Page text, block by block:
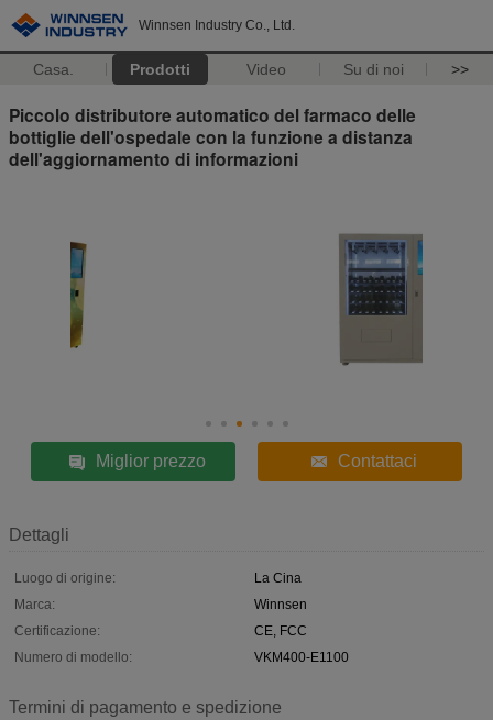
Winnsen Industry Co., Ltd.
Casa. Prodotti Video Su di noi >>
Piccolo distributore automatico del farmaco delle
bottiglie dell'ospedale con la funzione a distanza
dell'aggiornamento di informazioni
Miglior prezzo Contattaci
Dettagli
Luogo di origine:
La Cina
Marca:
Winnsen
Certificazione:
CE, FCC
Numero di modello:
VKM400-E1100
Termini di pagamento e spedizione